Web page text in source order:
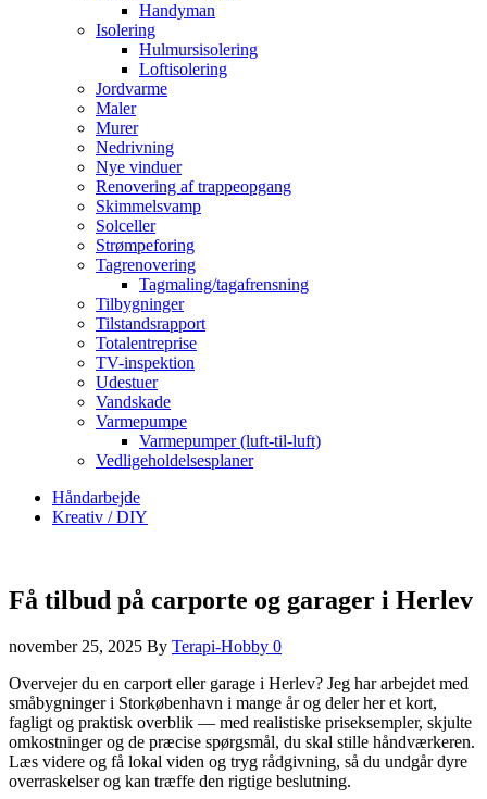
Handyman
Isolering
Hulmursisolering
Loftisolering
Jordvarme
Maler
Murer
Nedrivning
Nye vinduer
Renovering af trappeopgang
Skimmelsvamp
Solceller
Strømpeforing
Tagrenovering
Tagmaling/tagafrensning
Tilbygninger
Tilstandsrapport
Totalentreprise
TV-inspektion
Udestuer
Vandskade
Varmepumpe
Varmepumper (luft-til-luft)
Vedligeholdelsesplaner
Håndarbejde
Kreativ / DIY
Få tilbud på carporte og garager i Herlev
november 25, 2025 By Terapi-Hobby 0
Overvejer du en carport eller garage i Herlev? Jeg har arbejdet med
småbygninger i Storkøbenhavn i mange år og deler her et kort,
fagligt og praktisk overblik — med realistiske priseksempler, skjulte
omkostninger og de præcise spørgsmål, du skal stille håndværkeren.
Læs videre og få lokal viden og tryg rådgivning, så du undgår dyre
overraskelser og kan træffe den rigtige beslutning.